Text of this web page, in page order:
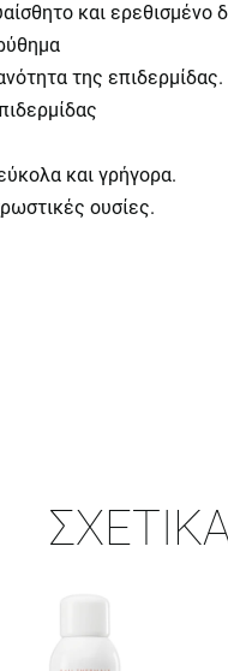
και ερεθισμένο
της επιδερμίδας.
και γρήγορα.
ουσίες.